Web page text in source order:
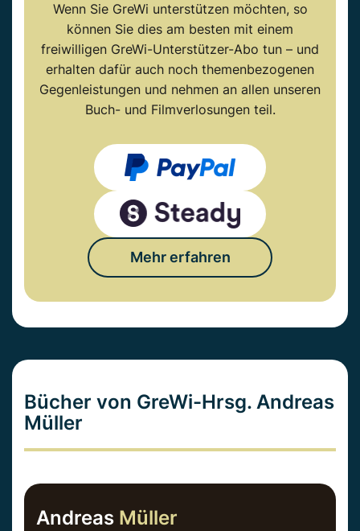
Wenn Sie GreWi unterstützen möchten, so
können Sie dies am besten mit einem
freiwilligen GreWi-Unterstützer-Abo tun – und
erhalten dafür auch noch themenbezogenen
Gegenleistungen und nehmen an allen unseren
Buch- und Filmverlosungen teil.
Mehr erfahren
Bücher von GreWi-Hrsg. Andreas
Müller
Andreas Müller